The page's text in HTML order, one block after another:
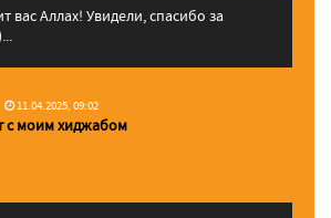
вас Аллаx! Увидели, спасибо за
11.04.2025, 09:02
с моим хиджабом